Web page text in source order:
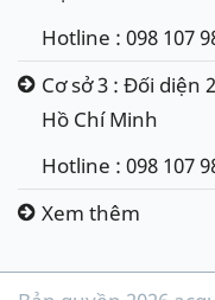
Hotline : 098 107
Cơ sở 3 : Đối diện
Hồ Chí Minh
Hotline : 098 107
Xem thêm